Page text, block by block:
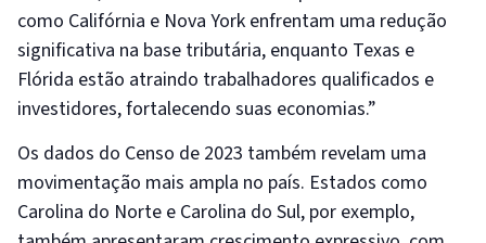
como Califórnia e Nova York enfrentam uma redução
significativa na base tributária, enquanto Texas e
Flórida estão atraindo trabalhadores qualificados e
investidores, fortalecendo suas economias.”
Os dados do Censo de 2023 também revelam uma
movimentação mais ampla no país. Estados como
Carolina do Norte e Carolina do Sul, por exemplo,